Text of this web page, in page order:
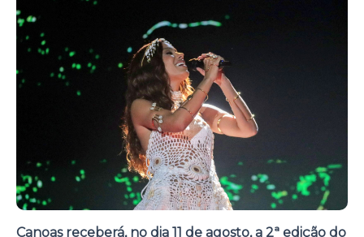
Canoas receberá, no dia 11 de agosto, a 2ª edição do